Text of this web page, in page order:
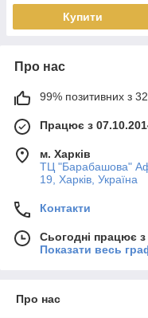
Купити
Про нас
99% позитивних з
Працює з
м. Харків
ТЦ "Барабашова"
19, Харків, Україна
Контакти
Сьогодні працює
Показати весь
Про нас